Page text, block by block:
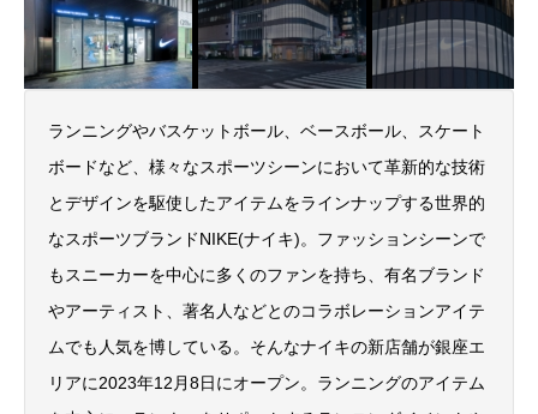
ランニングやバスケットボール、ベースボール、スケート
ボードなど、様々なスポーツシーンにおいて革新的な技術
とデザインを駆使したアイテムをラインナップする世界的
なスポーツブランドNIKE(ナイキ)。ファッションシーンで
もスニーカーを中心に多くのファンを持ち、有名ブランド
やアーティスト、著名人などとのコラボレーションアイテ
ムでも人気を博している。そんなナイキの新店舗が銀座エ
リアに2023年12月8日にオープン。ランニングのアイテム